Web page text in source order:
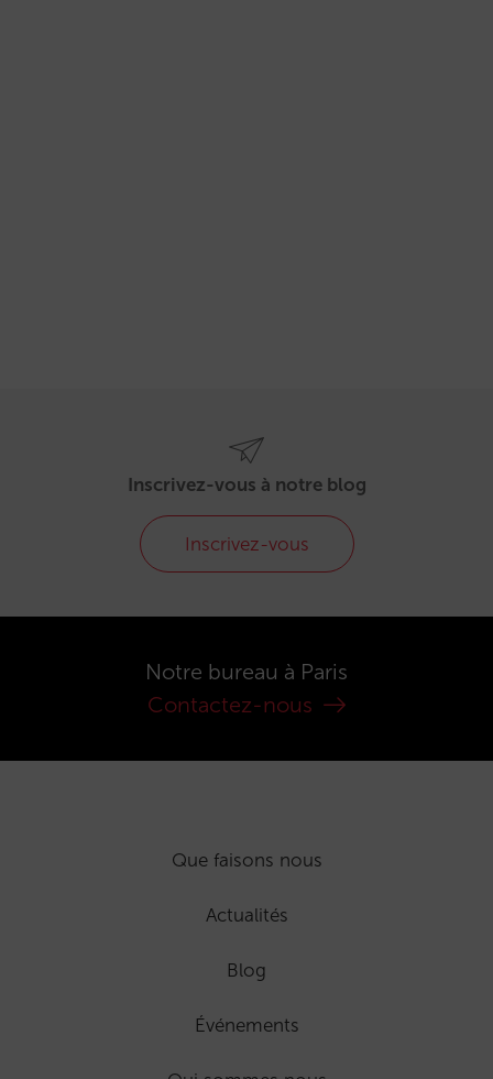
Inscrivez-vous à notre blog
Inscrivez-vous
Notre bureau à Paris
Contactez-nous
Que faisons nous
Actualités
Blog
Événements